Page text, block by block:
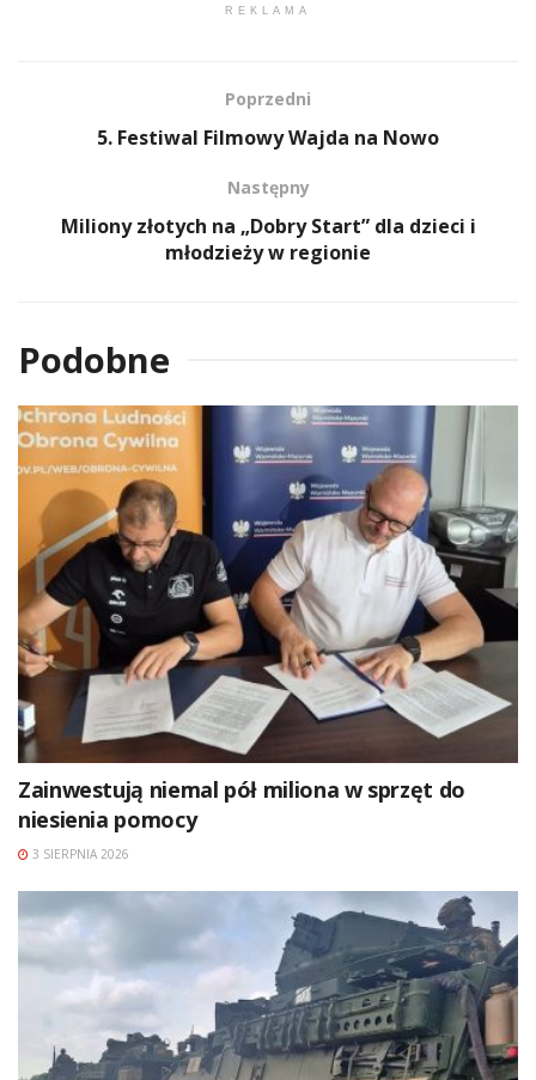
REKLAMA
Poprzedni
5. Festiwal Filmowy Wajda na Nowo
Następny
Miliony złotych na „Dobry Start” dla dzieci i
młodzieży w regionie
Podobne
Zainwestują niemal pół miliona w sprzęt do
niesienia pomocy
3 SIERPNIA 2026